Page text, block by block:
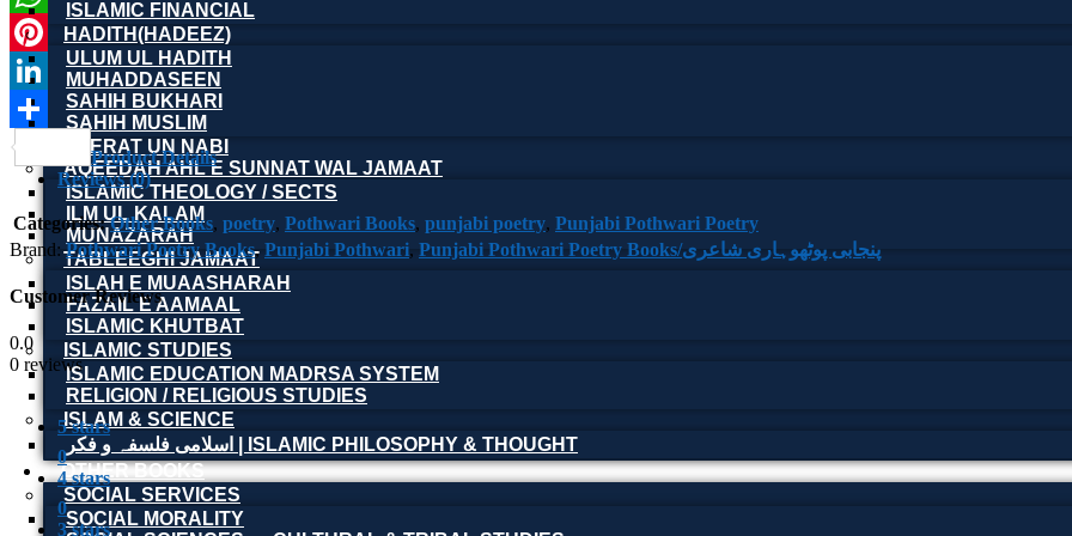
ISLAMIC FINANCIAL
HADITH(HADEEZ)
ULUM UL HADITH
MUHADDASEEN
SAHIH BUKHARI
SAHIH MUSLIM
SEERAT UN NABI
AQEEDAH AHL E SUNNAT WAL JAMAAT
ISLAMIC THEOLOGY / SECTS
ILM UL KALAM
MUNAZARAH
TABLEEGHI JAMAAT
ISLAH E MUAASHARAH
FAZAIL E AAMAAL
ISLAMIC KHUTBAT
ISLAMIC STUDIES
ISLAMIC EDUCATION MADRSA SYSTEM
RELIGION / RELIGIOUS STUDIES
ISLAM & SCIENCE
اسلامی فلسفہ و فکر | ISLAMIC PHILOSOPHY & THOUGHT
OTHER BOOKS
SOCIAL SERVICES
SOCIAL MORALITY
WhatsApp
Pinterest
LinkedIn
Share
Product Details
Reviews (0)
Categories: Other Books, poetry, Pothwari Books, punjabi poetry, Punjabi Pothwari Poetry
Brand:Pothwari Poetry Books, Punjabi Pothwari, Punjabi Pothwari Poetry Books/پنجابی پوٹھوہاری شاعری
Customer Reviews
0.0
0 reviews
5 stars
0
4 stars
0
3 stars